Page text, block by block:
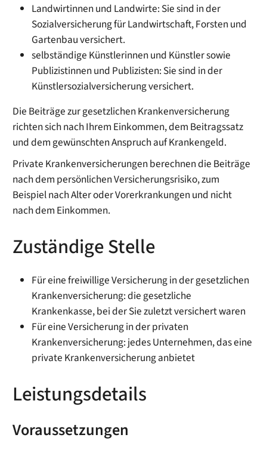
Landwirtinnen und Landwirte: Sie sind in der
Sozialversicherung für Landwirtschaft, Forsten und
Gartenbau versichert.
selbständige Künstlerinnen und Künstler sowie
Publizistinnen und Publizisten: Sie sind in der
Künstlersozialversicherung versichert.
Die Beiträge zur gesetzlichen Krankenversicherung
richten sich nach Ihrem Einkommen, dem Beitragssatz
und dem gewünschten Anspruch auf Krankengeld.
Private Krankenversicherungen berechnen die Beiträge
nach dem persönlichen Versicherungsrisiko, zum
Beispiel nach Alter oder Vorerkrankungenund nicht
nach dem Einkommen.
Zuständige Stelle
Für eine freiwillige Versicherung in der gesetzlichen
Krankenversicherung: die gesetzliche
Krankenkasse, bei der Sie zuletzt versichert waren
Für eine Versicherung in der privaten
Krankenversicherung: jedes Unternehmen, das eine
private Krankenversicherung anbietet
Leistungsdetails
Voraussetzungen